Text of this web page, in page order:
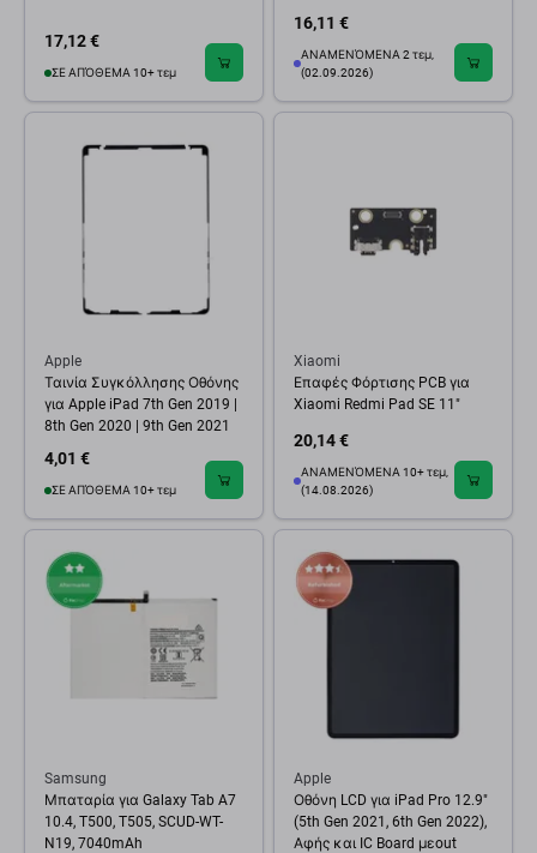
17,12 €
ΣΕ ΑΠΌΘΕΜΑ 10+ τεμ
16,11 €
ΑΝΑΜΕΝΌΜΕΝΑ 2 τεμ,
(02.09.2026)
Apple
Ταινία Συγκόλλησης Οθόνης
για Apple iPad 7th Gen 2019 |
8th Gen 2020 | 9th Gen 2021
4,01 €
ΣΕ ΑΠΌΘΕΜΑ 10+ τεμ
Xiaomi
Επαφές Φόρτισης PCB για
Xiaomi Redmi Pad SE 11"
20,14 €
ΑΝΑΜΕΝΌΜΕΝΑ 10+ τεμ,
(14.08.2026)
Samsung
Μπαταρία για Galaxy Tab A7
10.4, T500, T505, SCUD-WT-
N19, 7040mAh
Apple
Οθόνη LCD για iPad Pro 12.9"
(5th Gen 2021, 6th Gen 2022),
Αφής και IC Board μεout